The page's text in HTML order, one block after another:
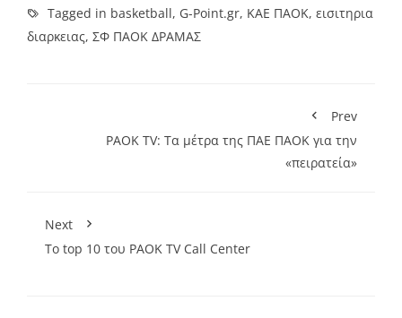
Tagged in basketball, G-Point.gr, ΚΑΕ ΠΑΟΚ, εισιτηρια
διαρκειας, ΣΦ ΠΑΟΚ ΔΡΑΜΑΣ
Prev
PAOK TV: Τα μέτρα της ΠΑΕ ΠΑΟΚ για την
«πειρατεία»
Next
Το top 10 του PAOK TV Call Center